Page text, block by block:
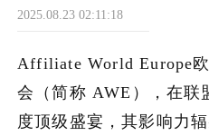
CHWE
2025.08.23 02:11:18
Affiliate World Europe
会（简称 AWE），在联
度顶级盛宴，其影响力